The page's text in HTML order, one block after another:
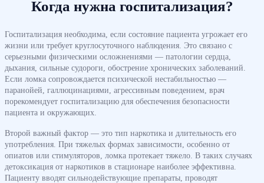
Когда нужна госпитализация?
Госпитализация необходима, если состояние пациента угрожает его
жизни или требует круглосуточного наблюдения. Это связано с
серьезными физическими осложнениями — патологии сердца,
дыхания, сильные судороги, обострение хронических заболеваний.
Если ломка сопровождается психической нестабильностью —
паранойей, галлюцинациями, агрессивным поведением, врач
порекомендует госпитализацию для обеспечения безопасности
пациента и окружающих.
Второй важный фактор — это тип наркотика и длительность его
употребления. При тяжелых формах зависимости, особенно от
опиатов или стимуляторов, ломка протекает тяжело. В таких случаях
детоксикация от наркотиков в стационаре наиболее эффективна.
Пациенту вводят сильнодействующие препараты, проводят